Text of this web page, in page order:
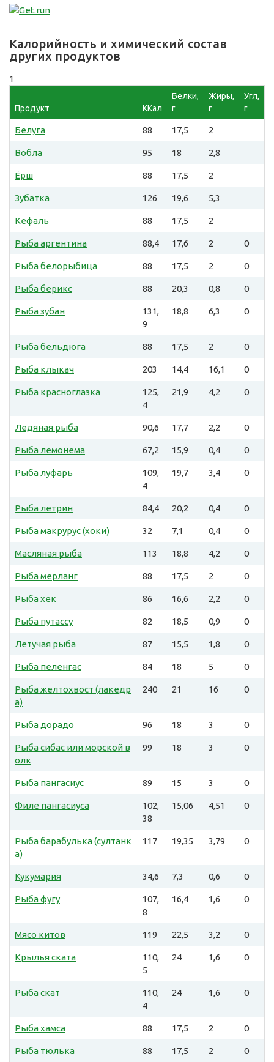
Калорийность и химический состав
других продуктов
1
Продукт ККал
Белки,
г
Жиры,
г
Угл,
г
Белуга 88 17,5 2
Вобла 95 18 2,8
Ёрш 88 17,5 2
Зубатка 126 19,6 5,3
Кефаль 88 17,5 2
Рыба аргентина 88,4 17,6 2 0
Рыба белорыбица 88 17,5 2 0
Рыба берикс 88 20,3 0,8 0
Рыба зубан
131,
9
18,8 6,3 0
Рыба бельдюга 88 17,5 2 0
Рыба клыкач 203 14,4 16,1 0
Рыба красноглазка
125,
4
21,9 4,2 0
Ледяная рыба 90,6 17,7 2,2 0
Рыба лемонема 67,2 15,9 0,4 0
Рыба луфарь
109,
4
19,7 3,4 0
Рыба летрин 84,4 20,2 0,4 0
Рыба макрурус (хоки) 32 7,1 0,4 0
Масляная рыба 113 18,8 4,2 0
Рыба мерланг 88 17,5 2 0
Рыба хек 86 16,6 2,2 0
Рыба путассу 82 18,5 0,9 0
Летучая рыба 87 15,5 1,8 0
Рыба пеленгас 84 18 5 0
Рыба желтохвост (лакедр
а)
240 21 16 0
Рыба дорадо 96 18 3 0
Рыба сибас или морской в
олк
99 18 3 0
Рыба пангасиус 89 15 3 0
Филе пангасиуса
102,
38
15,06 4,51 0
Рыба барабулька (султанк
а)
117 19,35 3,79 0
Кукумария 34,6 7,3 0,6 0
Рыба фугу
107,
8
16,4 1,6 0
Мясо китов 119 22,5 3,2 0
Крылья ската
110,
5
24 1,6 0
Рыба скат
110,
4
24 1,6 0
Рыба хамса 88 17,5 2 0
Рыба тюлька 88 17,5 2 0